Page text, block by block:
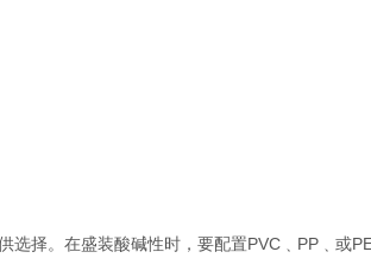
择。在盛装酸碱性时，要配置PVC﹑PP﹑或